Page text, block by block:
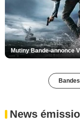
Mutiny Bande-annonce
News